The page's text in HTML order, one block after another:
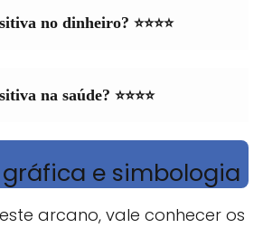
no dinheiro? ⭐⭐⭐⭐
na saúde? ⭐⭐⭐⭐
e simbologia
arcano, vale conhecer os